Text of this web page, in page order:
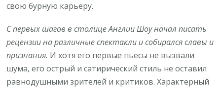
свою бурную карьеру.
С первых шагов в столице Англии Шоу начал писать
рецензии на различные спектакли и собирался славы и
признания. И хотя его первые пьесы не вызвали
шума, его острый и сатирический стиль не оставил
равнодушными зрителей и критиков. Характерный